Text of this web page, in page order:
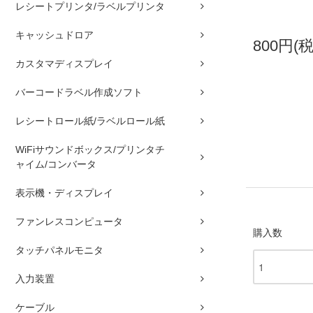
レシートプリンタ/ラベルプリンタ
キャッシュドロア
カスタマディスプレイ
バーコードラベル作成ソフト
レシートロール紙/ラベルロール紙
WiFiサウンドボックス/プリンタチ
ャイム/コンバータ
表示機・ディスプレイ
ファンレスコンピュータ
タッチパネルモニタ
入力装置
ケーブル
800円(
購入数